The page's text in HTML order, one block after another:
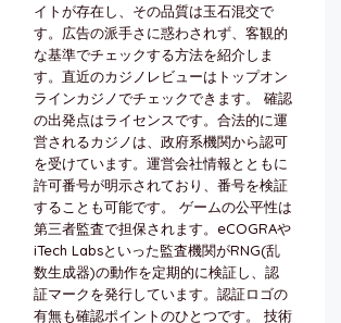
イトが存在し、その品質は玉石混交で
す。広告の派手さに惑わされず、客観的
な基準でチェックする方法を紹介しま
す。直近のカジノレビューはトップオン
ラインカジノでチェックできます。 確認
の出発点はライセンスです。合法的に運
営されるカジノは、政府系機関から認可
を受けています。運営会社情報とともに
許可番号が明示されており、番号を検証
することも可能です。 ゲームの公平性は
第三者監査で担保されます。eCOGRAや
iTech Labsといった監査機関がRNG(乱
数生成器)の動作を定期的に検証し、認
証マークを発行しています。認証ロゴの
有無も確認ポイントのひとつです。 技術